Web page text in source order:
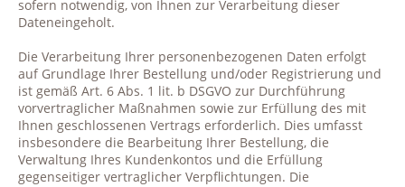
sofern notwendig, von Ihnen zur Verarbeitung dieser
Dateneingeholt.
Die Verarbeitung Ihrer personenbezogenen Daten erfolgt
auf Grundlage Ihrer Bestellung und/oder Registrierung und
ist gemäß Art. 6 Abs. 1 lit. b DSGVO zur Durchführung
vorvertraglicher Maßnahmen sowie zur Erfüllung des mit
Ihnen geschlossenen Vertrags erforderlich. Dies umfasst
insbesondere die Bearbeitung Ihrer Bestellung, die
Verwaltung Ihres Kundenkontos und die Erfüllung
gegenseitiger vertraglicher Verpflichtungen. Die